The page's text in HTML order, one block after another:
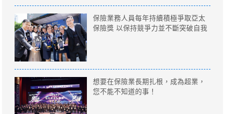
保險業務人員每年持續積極爭取亞太
保險獎 以保持競爭力並不斷突破自我
想要在保險業長期扎根，成為超業，
您不能不知道的事！